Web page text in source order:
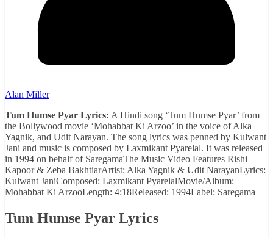
Alan Miller
Tum Humse Pyar Lyrics: A Hindi song ‘Tum Humse Pyar’ from
the Bollywood movie ‘Mohabbat Ki Arzoo’ in the voice of Alka
Yagnik, and Udit Narayan. The song lyrics was penned by Kulwant
Jani and music is composed by Laxmikant Pyarelal. It was released
in 1994 on behalf of SaregamaThe Music Video Features Rishi
Kapoor & Zeba BakhtiarArtist: Alka Yagnik & Udit NarayanLyrics:
Kulwant JaniComposed: Laxmikant PyarelalMovie/Album:
Mohabbat Ki ArzooLength: 4:18Released: 1994Label: Saregama
Tum Humse Pyar Lyrics